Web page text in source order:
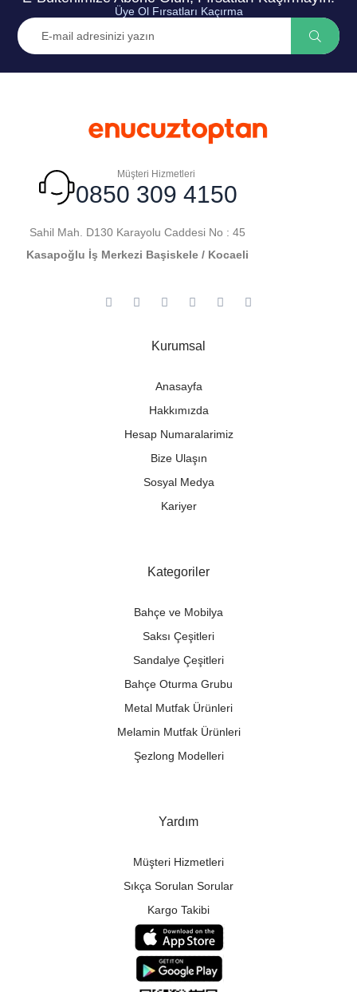
Üye Ol Fırsatları Kaçırma
Müşteri Hizmetleri
0850 309 4150
Sahil Mah. D130 Karayolu Caddesi No : 45
Kasapoğlu İş Merkezi Başiskele / Kocaeli
Kurumsal
Anasayfa
Hakkımızda
Hesap Numaralarimiz
Bize Ulaşın
Sosyal Medya
Kariyer
Kategoriler
Bahçe ve Mobilya
Saksı Çeşitleri
Sandalye Çeşitleri
Bahçe Oturma Grubu
Metal Mutfak Ürünleri
Melamin Mutfak Ürünleri
Şezlong Modelleri
Yardım
Müşteri Hizmetleri
Sıkça Sorulan Sorular
Kargo Takibi